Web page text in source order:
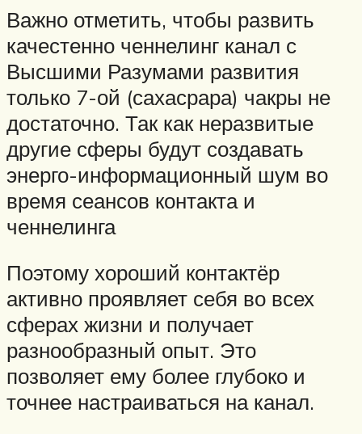
Важно отметить, чтобы развить
качестенно ченнелинг канал с
Высшими Разумами развития
только 7-ой (сахасрара) чакры не
достаточно. Так как неразвитые
другие сферы будут создавать
энерго-информационный шум во
время сеансов контакта и
ченнелинга
Поэтому хороший контактёр
активно проявляет себя во всех
сферах жизни и получает
разнообразный опыт. Это
позволяет ему более глубоко и
точнее настраиваться на канал.